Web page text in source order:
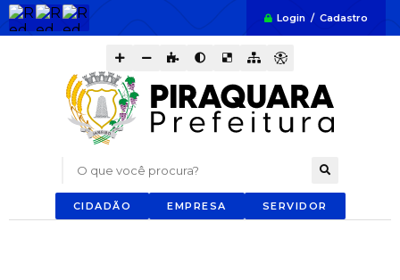
Login / Cadastro
O que você procura?
CIDADÃO EMPRESA SERVIDOR